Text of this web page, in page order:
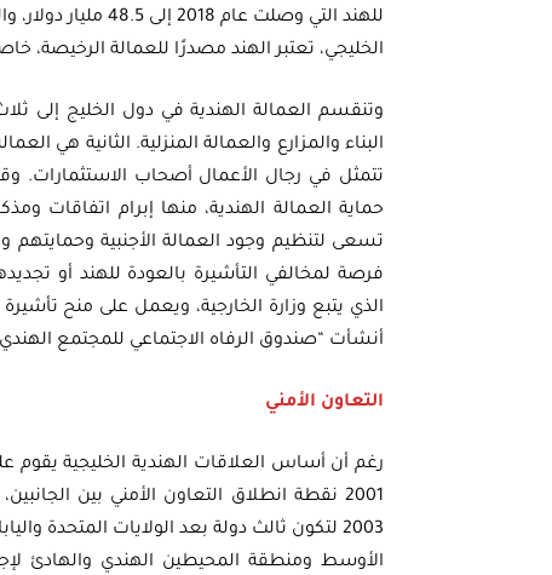
للهند التي وصلت
الخليجي، تعتبر الهند مصدرًا للعمالة الرخيصة،
وتنقسم العمالة الهندية في دول الخليج إلى
البناء والمزارع والعمالة المنزلية. الثانية هي
تتمثل في رجال الأعمال أصحاب الاستثمارات.
حماية العمالة الهندية، منها إبرام اتفاقات
تسعى لتنظيم وجود العمالة الأجنبية
فرصة لمخالفي التأشيرة بالعودة للهند أو
الذي يتبع وزارة الخارجية، ويعمل على منح
أنشأت “صندوق الرفاه الاجتماعي للمجتمع
التعاون الأمني
رغم أن أساس العلاقات الهندية الخليجية يقوم
2001 نقطة انطلاق التعاون الأمني بين
2003 لتكون ثالث دولة بعد الولايات
الأوسط ومنطقة المحيطين الهندي والهادئ